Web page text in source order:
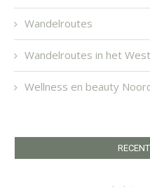
Wandelroutes
Wandelroutes in het
Wellness en beauty